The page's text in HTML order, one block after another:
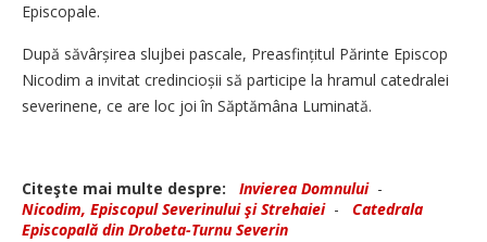
Episcopale.
După săvârșirea slujbei pascale, Preasfințitul Părinte Episcop
Nicodim a invitat credincioșii să participe la hramul catedralei
severinene, ce are loc joi în Săptămâna Luminată.
Citeşte mai multe despre: Invierea Domnului-
Nicodim, Episcopul Severinului şi Strehaiei- Catedrala
Episcopală din Drobeta-Turnu Severin